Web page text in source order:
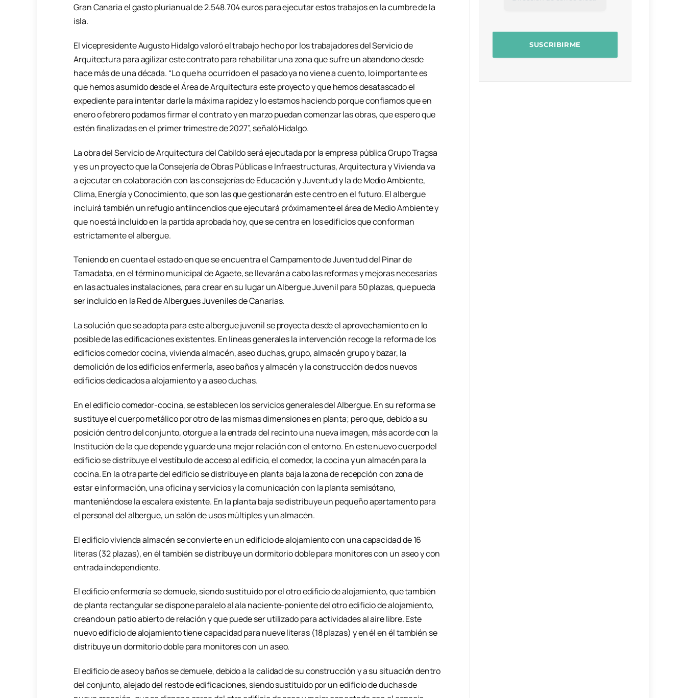
Gran Canaria el gasto plurianual de 2.548.704 euros para ejecutar estos trabajos en la cumbre de la
isla.
El vicepresidente Augusto Hidalgo valoró el trabajo hecho por los trabajadores del Servicio de
Arquitectura para agilizar este contrato para rehabilitar una zona que sufre un abandono desde
hace más de una década. “Lo que ha ocurrido en el pasado ya no viene a cuento, lo importante es
que hemos asumido desde el Área de Arquitectura este proyecto y que hemos desatascado el
expediente para intentar darle la máxima rapidez y lo estamos haciendo porque confiamos que en
enero o febrero podamos firmar el contrato y en marzo puedan comenzar las obras, que espero que
estén finalizadas en el primer trimestre de 2027”, señaló Hidalgo.
La obra del Servicio de Arquitectura del Cabildo será ejecutada por la empresa pública Grupo Tragsa
y es un proyecto que la Consejería de Obras Públicas e Infraestructuras, Arquitectura y Vivienda va
a ejecutar en colaboración con las consejerías de Educación y Juventud y la de Medio Ambiente,
Clima, Energía y Conocimiento, que son las que gestionarán este centro en el futuro. El albergue
incluirá también un refugio antiincendios que ejecutará próximamente el área de Medio Ambiente y
que no está incluido en la partida aprobada hoy, que se centra en los edificios que conforman
estrictamente el albergue.
Teniendo en cuenta el estado en que se encuentra el Campamento de Juventud del Pinar de
Tamadaba, en el término municipal de Agaete, se llevarán a cabo las reformas y mejoras necesarias
en las actuales instalaciones, para crear en su lugar un Albergue Juvenil para 50 plazas, que pueda
ser incluido en la Red de Albergues Juveniles de Canarias.
La solución que se adopta para este albergue juvenil se proyecta desde el aprovechamiento en lo
posible de las edificaciones existentes. En líneas generales la intervención recoge la reforma de los
edificios comedor cocina, vivienda almacén, aseo duchas, grupo, almacén grupo y bazar, la
demolición de los edificios enfermería, aseo baños y almacén y la construcción de dos nuevos
edificios dedicados a alojamiento y a aseo duchas.
En el edificio comedor-cocina, se establecen los servicios generales del Albergue. En su reforma se
sustituye el cuerpo metálico por otro de las mismas dimensiones en planta; pero que, debido a su
posición dentro del conjunto, otorgue a la entrada del recinto una nueva imagen, más acorde con la
Institución de la que depende y guarde una mejor relación con el entorno. En este nuevo cuerpo del
edificio se distribuye el vestíbulo de acceso al edificio, el comedor, la cocina y un almacén para la
cocina. En la otra parte del edificio se distribuye en planta baja la zona de recepción con zona de
estar e información, una oficina y servicios y la comunicación con la planta semisótano,
manteniéndose la escalera existente. En la planta baja se distribuye un pequeño apartamento para
el personal del albergue, un salón de usos múltiples y un almacén.
El edificio vivienda almacén se convierte en un edificio de alojamiento con una capacidad de 16
literas (32 plazas), en él también se distribuye un dormitorio doble para monitores con un aseo y con
entrada independiente.
El edificio enfermería se demuele, siendo sustituido por el otro edificio de alojamiento, que también
de planta rectangular se dispone paralelo al ala naciente-poniente del otro edificio de alojamiento,
creando un patio abierto de relación y que puede ser utilizado para actividades al aire libre. Este
nuevo edificio de alojamiento tiene capacidad para nueve literas (18 plazas) y en él en él también se
distribuye un dormitorio doble para monitores con un aseo.
El edificio de aseo y baños se demuele, debido a la calidad de su construcción y a su situación dentro
del conjunto, alejado del resto de edificaciones, siendo sustituido por un edificio de duchas de